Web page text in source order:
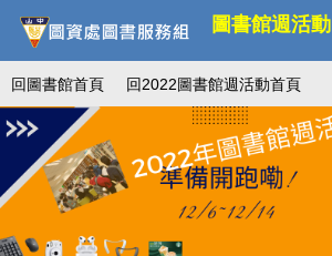
跳
要
內
區
圖書館週活動
回圖書館首頁 回2022圖書館週活動首頁